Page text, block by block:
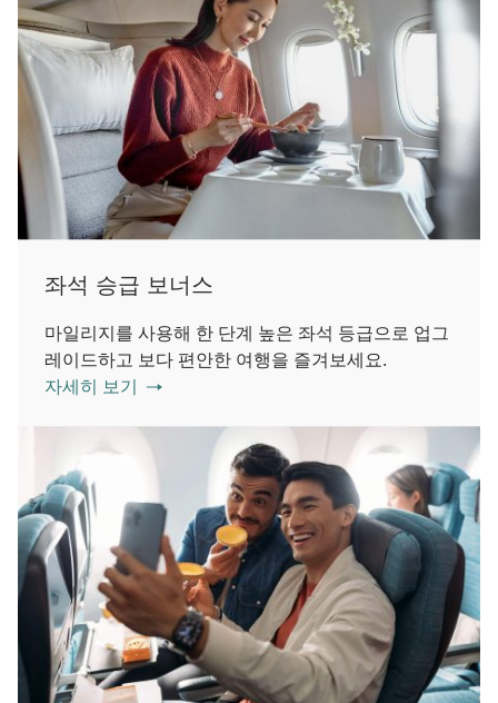
좌석 승급 보너스
마일리지를 사용해 한 단계 높은 좌석 등급으로 업그
레이드하고 보다 편안한 여행을 즐겨보세요.
자세히 보기